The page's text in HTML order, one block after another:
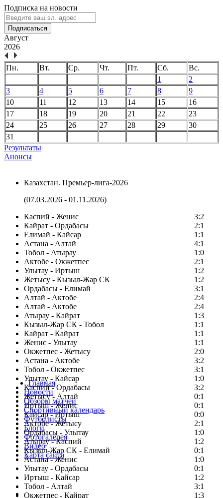
Подписка на новости
Подписаться
Август
2026
Пн. Вт. Ср. Чт. Пт. Сб.
Вс.
1
2
3
4 5 6 7 8
9
10
11 12 13 14 15
16
17
18 19 20 21 22
23
24
25 26 27 28 29
30
31
Результаты
Анонсы
Казахстан. Премьер-лига-2026
(07.03.2026 - 01.11.2026)
Каспий - Женис
3:2
Кайрат - Ордабасы
2:1
Елимай - Кайсар
1:1
Астана - Алтай
4:1
Тобол - Атырау
1:0
Актобе - Окжетпес
2:1
Улытау - Иртыш
1:2
Жетысу - Кызыл-Жар СК
1:2
Ордабасы - Елимай
3:1
Алтай - Актобе
2:4
Алтай - Актобе
2:4
Атырау - Кайрат
1:3
Кызыл-Жар СК - Тобол
1:1
Кайрат - Кайрат
1:1
Женис - Улытау
1:1
Окжетпес - Жетысу
2:0
Астана - Актобе
3:2
Тобол - Окжетпес
3:1
Улытау - Кайсар
1:0
Каспий - Ордабасы
3:2
Жетысу - Алтай
0:1
Иртыш - Женис
0:1
Кайсар - Иртыш
0:0
Актобе - Жетысу
2:1
Ордабасы - Улытау
1:0
Атырау - Каспий
1:2
Кызыл-Жар СК - Елимай
0:1
Астана - Женис
1:0
Улытау - Ордабасы
0:1
Иртыш - Кайсар
1:2
Тобол - Алтай
3:1
Окжетпес - Кайрат
1:3
Главная
Новости
Обзоры матчей
Спортивный календарь
Футболисты
Блоги
Фотогалерея
Видео
Карта сайта
Есть идея?